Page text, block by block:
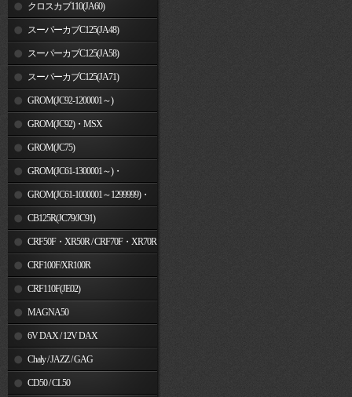
クロスカブ110(JA60)
スーパーカブC125(JA48)
スーパーカブC125(JA58)
スーパーカブC125(JA71)
GROM(JC92-1200001～)
GROM(JC92)・MSX
GROM(MLHJC92)
GROM(JC75)
GROM(JC61-1300001～)・
MSX125SF
GROM(JC61-1000001～1299999)・
MSX125CB125R(JC79/JC91)
CRF50F・XR50R / CRF70F・XR70R
CRF100F/XR100R
CRF110F(JE02)
MAGNA50
6V DAX / 12V DAX
Chaly / JAZZ / GAG
CD50 / CL50